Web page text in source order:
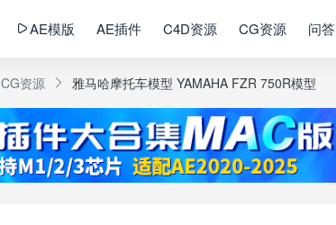
AE模版 AE插件 C4D资源 CG资源 问答
CG资源 雅马哈摩托车模型 YAMAHA FZR 750R模型